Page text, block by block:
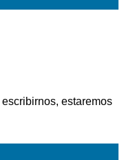
estaremos